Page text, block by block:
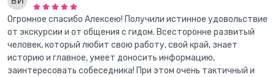
Огромное спасибо Алексею! Получили истинное удовольствие
от экскурсии и от общения с гидом. Всесторонне развитый
человек, который любит свою работу, свой край, знает
историю и главное, умеет доносить информацию,
заинтересовать собеседника! При этом очень тактичный и